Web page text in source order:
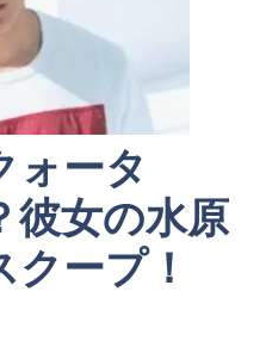
ォータ
彼女の水原
ープ！